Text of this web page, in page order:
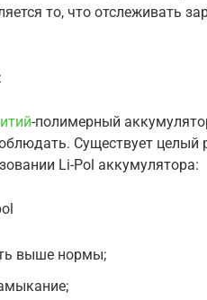
то, что отслеживать
-полимерный
Существует целый
Li-Pol аккумулятора:
выше нормы;